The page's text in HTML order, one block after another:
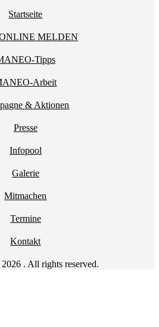
Startseite
MELDEN
Tipps
Arbeit
& Aktionen
Presse
Infopool
Galerie
Mitmachen
Termine
Kontakt
. All rights reserved.